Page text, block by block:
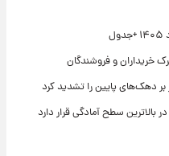
خریداران و فروشندگان
دهک‌های پایین را تشدید کرد
سطح آمادگی قرار دارد